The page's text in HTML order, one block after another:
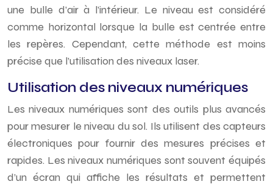
une bulle d’air à l’intérieur. Le niveau est considéré
comme horizontal lorsque la bulle est centrée entre
les repères. Cependant, cette méthode est moins
précise que l’utilisation des niveaux laser.
Utilisation des niveaux numériques
Les niveaux numériques sont des outils plus avancés
pour mesurer le niveau du sol. Ils utilisent des capteurs
électroniques pour fournir des mesures précises et
rapides. Les niveaux numériques sont souvent équipés
d’un écran qui affiche les résultats et permettent